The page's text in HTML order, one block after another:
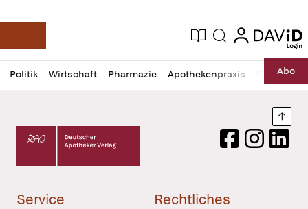
Deutsche Apotheker Zeitung
Aktuelle Ausgabe
Suche login
login
Politik Wirtschaft Pharmazie Apothekenpraxis RechtAbo
Profil
öffnen
Daz
Pur
Deutscher Apotheker Verlag Logo
FacebookInstagram
Service Rechtliches